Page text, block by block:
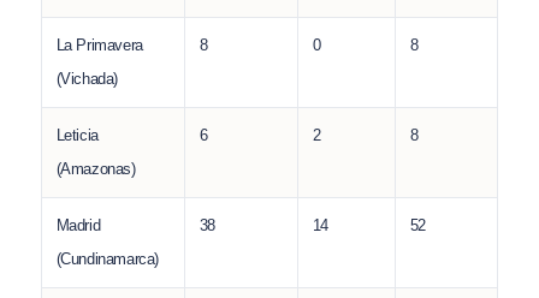
La Primavera
(Vichada)
8 0 8
Leticia
(Amazonas)
6 2 8
Madrid
(Cundinamarca)
38 14 52